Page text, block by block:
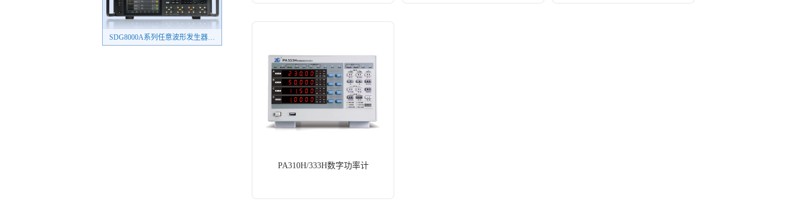
SDS7000A系列高分辨率数字示波器
PA310H/333H数字功率计